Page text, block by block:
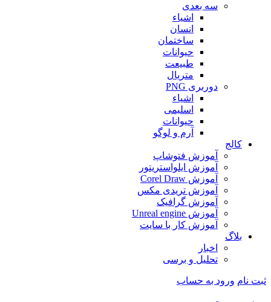
سه بعدی
اشیاء
انسان
ساختمان
حیوانات
طبیعت
متریال
دوربری PNG
اشیاء
اسلیمی
حیوانات
آرم و لوگو
کالج
آموزش فتوشاپ
آموزش ایلواستریتور
آموزش Corel Draw
آموزش تریدی مکس
آموزش گرافیک
آموزش Unreal engine
آموزش کار با سایت
بلاگ
اخبار
تحلیل و برسی
ثبت نام ورود به حساب